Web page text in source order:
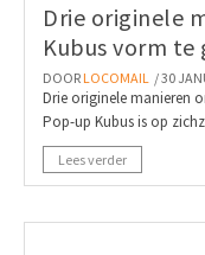
Drie originele
Kubus vorm te
DOOR LOCOMAIL / 30
Drie originele manieren
Pop-up Kubus is op
Lees verder